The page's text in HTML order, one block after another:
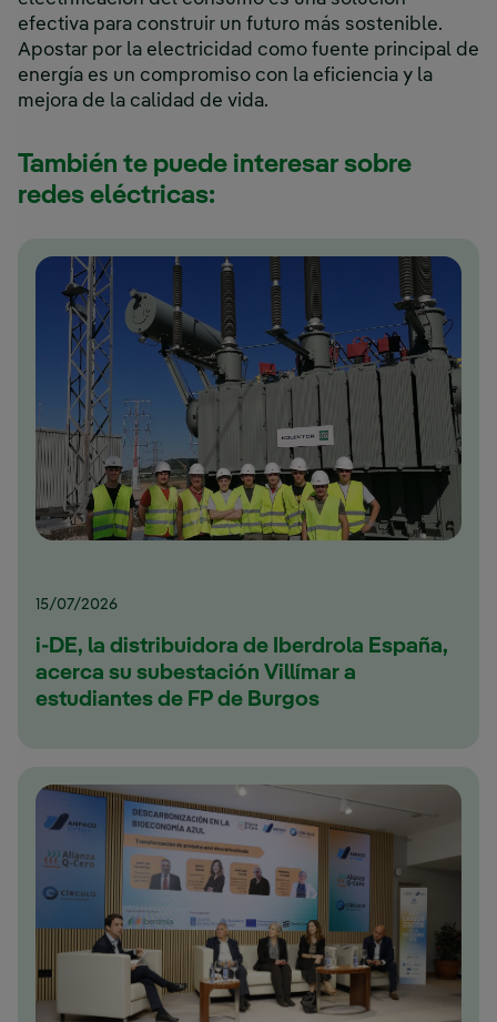
efectiva para construir un futuro más sostenible.
Apostar por la electricidad como fuente principal de
energía es un compromiso con la eficiencia y la
mejora de la calidad de vida.
También te puede interesar sobre
redes eléctricas:
15/07/2026
i-DE, la distribuidora de Iberdrola España,
acerca su subestación Villímar a
estudiantes de FP de Burgos